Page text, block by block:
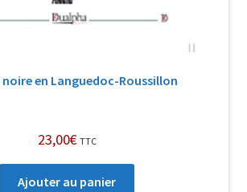
en Languedoc-Roussillon
23,00€ TTC
Ajouter au panier